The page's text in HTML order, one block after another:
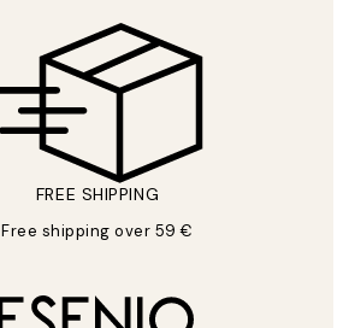
FREE SHIPPING
Free shipping over 59 €